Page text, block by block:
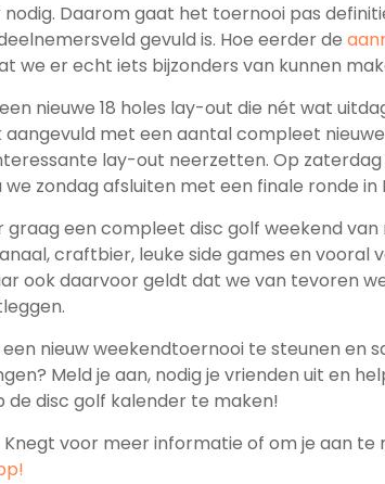
Daarom gaat het toernooi pas
gevuld is. Hoe eerder de
we er echt iets bijzonders van kunnen
nieuwe 18 holes lay-out die nét wat
met een aantal compleet nieuwe
lay-out neerzetten. Op
zondag afsluiten met een finale ronde in
graag een compleet disc golf weekend van
craftbier, leuke side games en vooral
ook daarvoor geldt dat we van tevoren
nieuw weekendtoernooi te steunen en
Meld je aan, nodig je vrienden uit en
disc golf kalender te maken!
voor meer informatie of om je aan te